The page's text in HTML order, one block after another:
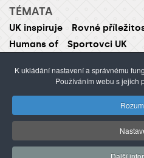
TÉMATA
UK inspiruje Rovné
Humans of
Sportovci UK
ISSN 1214-5726 (tištěná
Publikování nebo šíření
předchozího
©2012–2026Univerzita
K ukládání nastavení a správnému
Používáním webu s jejich
Další